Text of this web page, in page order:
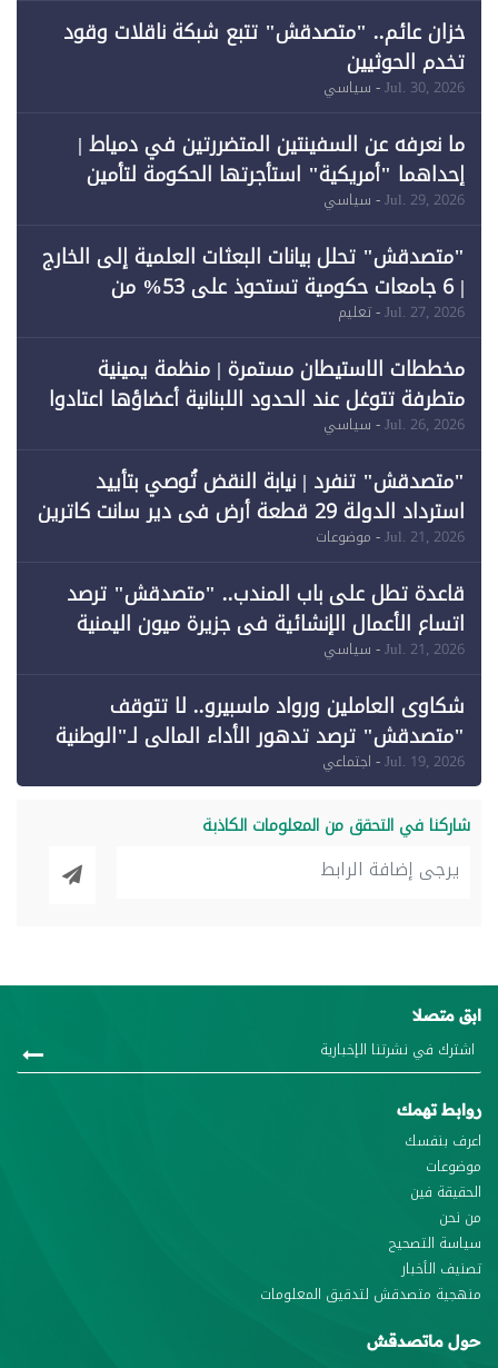
خزان عائم.. "متصدقش" تتبع شبكة ناقلات وقود
تخدم الحوثيين
Jul. 30, 2026- سياسي
ما نعرفه عن السفينتين المتضررتين في دمياط |
إحداهما "أمريكية" استأجرتها الحكومة لتأمين
احتياجات الطاقة
Jul. 29, 2026- سياسي
"متصدقش" تحلل بيانات البعثات العلمية إلى الخارج
| 6 جامعات حكومية تستحوذ على 53% من
Jul. 27, 2026- تعليم
مخططات الاستيطان مستمرة | منظمة يمينية
متطرفة تتوغل عند الحدود اللبنانية أعضاؤها اعتادوا
خرق الحدود
Jul. 26, 2026- سياسي
"متصدقش" تنفرد | نيابة النقض تُوصي بتأييد
استرداد الدولة 29 قطعة أرض في دير سانت كاترين
وقبول طعن الحكومة جزئيًا (1)
Jul. 21, 2026- موضوعات
قاعدة تطل على باب المندب.. "متصدقش" ترصد
اتساع الأعمال الإنشائية في جزيرة ميون اليمنية
Jul. 21, 2026- سياسي
شكاوى العاملين ورواد ماسبيرو.. لا تتوقف
"متصدقش" ترصد تدهور الأداء المالي لـ"الوطنية
للإعلام"
Jul. 19, 2026- اجتماعي
شاركنا في التحقق من المعلومات الكاذبة
ابق متصلا
روابط تهمك
اعرف بنفسك
موضوعات
الحقيقة فين
من نحن
سياسة التصحيح
تصنيف الأخبار
منهجية متصدقش لتدقيق المعلومات
حول ماتصدقش